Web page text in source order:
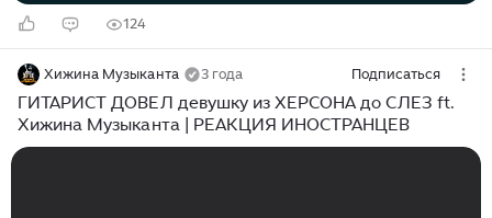
124
Хижина Музыканта 3 года Подписаться
ГИТАРИСТ ДОВЕЛ девушку из ХЕРСОНА до СЛЕЗ ft.
Хижина Музыканта | РЕАКЦИЯ ИНОСТРАНЦЕВ